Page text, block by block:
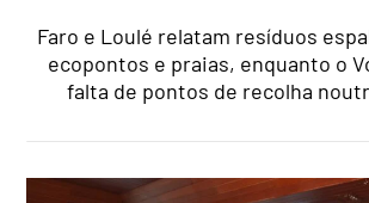
Faro e Loulé relatam resíduos
ecopontos e praias, enquanto o
falta de pontos de recolha